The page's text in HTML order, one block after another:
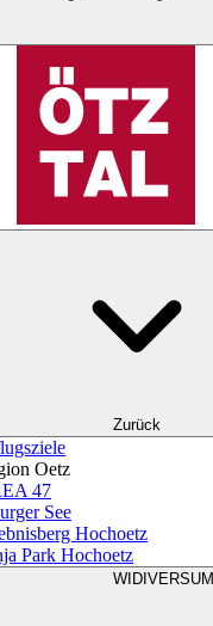
Zurück
Oetz
47
See
Hochoetz
Park Hochoetz
WIDIVERSUM